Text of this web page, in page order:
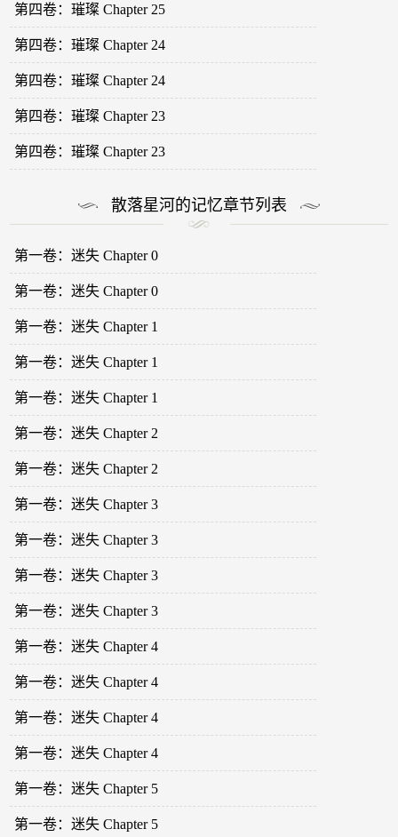
第四卷：璀璨 Chapter 25
第四卷：璀璨 Chapter 24
第四卷：璀璨 Chapter 24
第四卷：璀璨 Chapter 23
第四卷：璀璨 Chapter 23
散落星河的记忆章节列表
第一卷：迷失 Chapter 0
第一卷：迷失 Chapter 0
第一卷：迷失 Chapter 1
第一卷：迷失 Chapter 1
第一卷：迷失 Chapter 1
第一卷：迷失 Chapter 2
第一卷：迷失 Chapter 2
第一卷：迷失 Chapter 3
第一卷：迷失 Chapter 3
第一卷：迷失 Chapter 3
第一卷：迷失 Chapter 3
第一卷：迷失 Chapter 4
第一卷：迷失 Chapter 4
第一卷：迷失 Chapter 4
第一卷：迷失 Chapter 4
第一卷：迷失 Chapter 5
第一卷：迷失 Chapter 5